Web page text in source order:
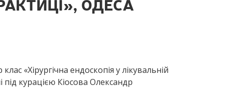
ОДЕСА
«Хірургічна ендоскопія у лікувальній
під курацією Кіосова Олександр